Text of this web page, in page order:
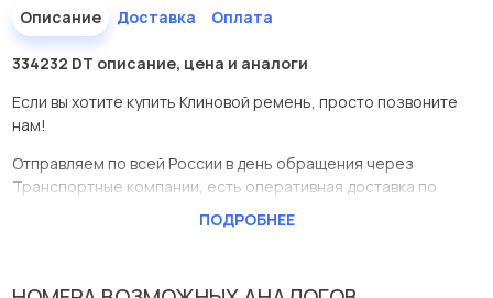
Описание Доставка Оплата
334232 DT описание, цена и аналоги
Если вы хотите купить Клиновой ремень, просто позвоните
нам!
Отправляем по всей России в день обращения через
Транспортные компании, есть оперативная доставка по
У данной детали есть аналоги с номерами, убедитесь сами.
ПОДРОБНЕЕ